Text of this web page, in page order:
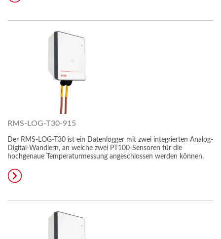
RMS-LOG-T30-915
Der RMS-LOG-T30 ist ein Datenlogger mit zwei integrierten Analog-
Digital-Wandlern, an welche zwei PT100-Sensoren für die
hochgenaue Temperaturmessung angeschlossen werden können.